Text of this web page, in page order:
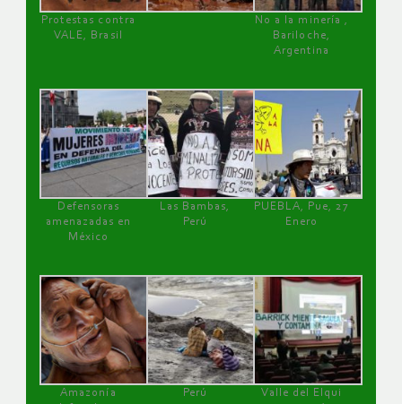
Protestas contra
VALE, Brasil
No a la minería ,
Bariloche,
Argentina
Defensoras
amenazadas en
México
Las Bambas,
Perú
PUEBLA, Pue, 27
Enero
Amazonía
Perú
Valle del Elqui